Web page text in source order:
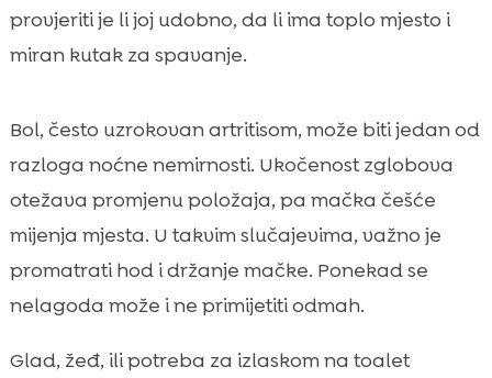
provjeriti je li joj udobno, da li ima toplo mjesto i
miran kutak za spavanje.
Bol, često uzrokovan artritisom, može biti jedan od
razloga noćne nemirnosti. Ukočenost zglobova
otežava promjenu položaja, pa mačka češće
mijenja mjesta. U takvim slučajevima, važno je
promatrati hod i držanje mačke. Ponekad se
nelagoda može i ne primijetiti odmah.
Glad, žeđ, ili potreba za izlaskom na toalet